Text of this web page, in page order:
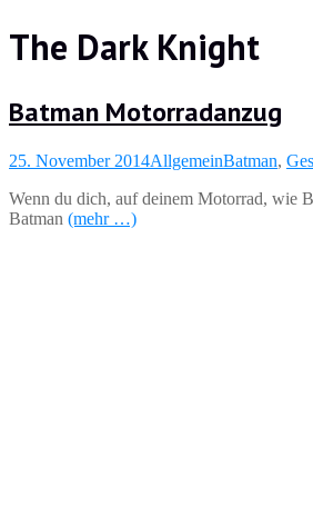
The Dark Knight
Batman Motorradanzug
25. November 2014AllgemeinBatman,
Wenn du dich, auf deinem Motorrad, wie
Batman (mehr …)